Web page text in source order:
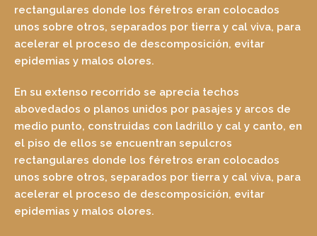
rectangulares donde los féretros eran colocados
unos sobre otros, separados por tierra y cal viva, para
acelerar el proceso de descomposición, evitar
epidemias y malos olores.
En su extenso recorrido se aprecia techos
abovedados o planos unidos por pasajes y arcos de
medio punto, construidas con ladrillo y cal y canto, en
el piso de ellos se encuentran sepulcros
rectangulares donde los féretros eran colocados
unos sobre otros, separados por tierra y cal viva, para
acelerar el proceso de descomposición, evitar
epidemias y malos olores.